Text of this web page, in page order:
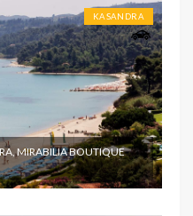
KASANDRA
MIRABILIA BOUTIQUE